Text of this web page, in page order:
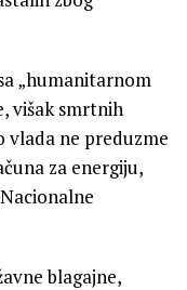
„humanitarnom
višak smrtnih
vlada ne preduzme
za energiju,
blagajne,